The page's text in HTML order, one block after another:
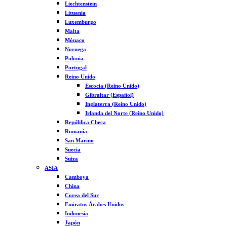
Liechtenstein
Lituania
Luxemburgo
Malta
Mónaco
Noruega
Polonia
Portugal
Reino Unido
Escocia (Reino Unido)
Gibraltar (Español)
Inglaterra (Reino Unido)
Irlanda del Norte (Reino Unido)
República Checa
Rumanía
San Marino
Suecia
Suiza
ASIA
Camboya
China
Corea del Sur
Emiratos Árabes Unidos
Indonesia
Japón